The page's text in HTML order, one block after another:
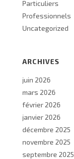
Particuliers
Professionnels
Uncategorized
ARCHIVES
juin 2026
mars 2026
février 2026
janvier 2026
décembre 2025
novembre 2025
septembre 2025